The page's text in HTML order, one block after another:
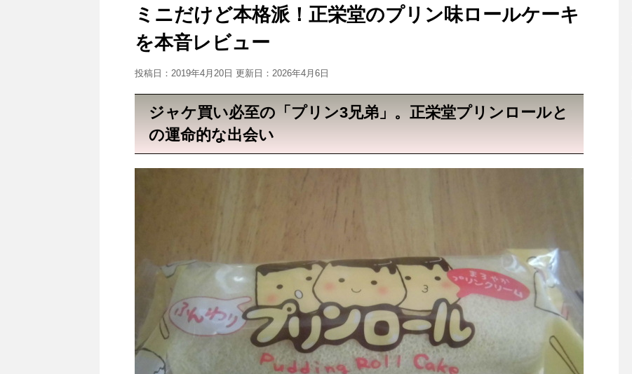
ミニだけど本格派！正栄堂のプリン味ロールケーキ
を本音レビュー
投稿日：2019年4月20日 更新日： 2026年4月6日
ジャケ買い必至の「プリン3兄弟」。正栄堂プリンロールと
の運命的な出会い